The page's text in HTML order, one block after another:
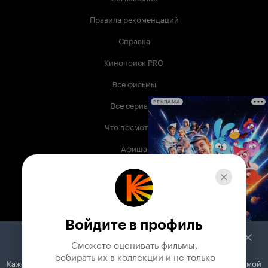
Правила рекомендаций
Справка
Кинопоиск PRO
Все фильмы
Все сериалы
Что посмотреть
Афиша
Музыка
Телепрограмма
Служба поддержки
РЕКЛАМА
Войдите в профиль
Сможете оценивать фильмы,
собирать их в коллекции и не только
Кажется, вы используете блокировщик рекламы. Вместе с рекламой